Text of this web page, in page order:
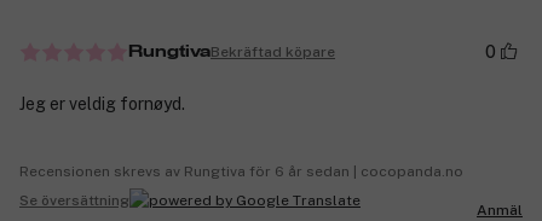
RungtivaBekräftad köpare 0
Jeg er veldig fornøyd.
Recensionen skrevs av Rungtiva för 6 år sedan | cocopanda.no
Se översättning
Anmäl